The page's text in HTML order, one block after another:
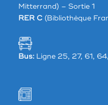
Mitterrand) – Sortie 1
RER C(Bibliothèque
Bus:Ligne 25, 27, 61,